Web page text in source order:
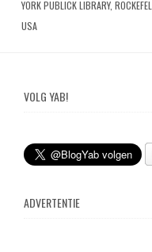
YORK PUBLICK LIBRARY,
USA
VOLG YAB!
ADVERTENTIE